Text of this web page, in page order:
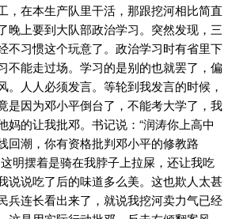
，在本生产队里干活，那跟挖河相比简直
晚上要到大队部政治学习。突然发现，三
不习惯这个玩意了。政治学习时有省里下
不能走过场。学习的是别的也就罢了，偏
。人人必须发言。等轮到我发言的时候，
是因为邓小平倒台了，不能考大学了，我
妈的让我批邓。书记说：“润涛你上高中
回潮，你有资格批判邓小平的修教路
明摆着是骑在我脖子上拉屎，还让我吃
说说吃了后的味道多么美。这也欺人太甚
兵连长看出来了，就说我挖河卖力气已经